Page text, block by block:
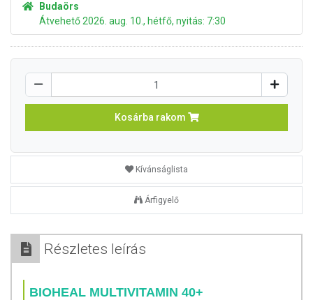
Budaörs
Átvehető 2026. aug. 10., hétfő, nyitás: 7:30
Kosárba rakom
Kívánságlista
Árfigyelő
Részletes leírás
BIOHEAL MULTIVITAMIN 40+